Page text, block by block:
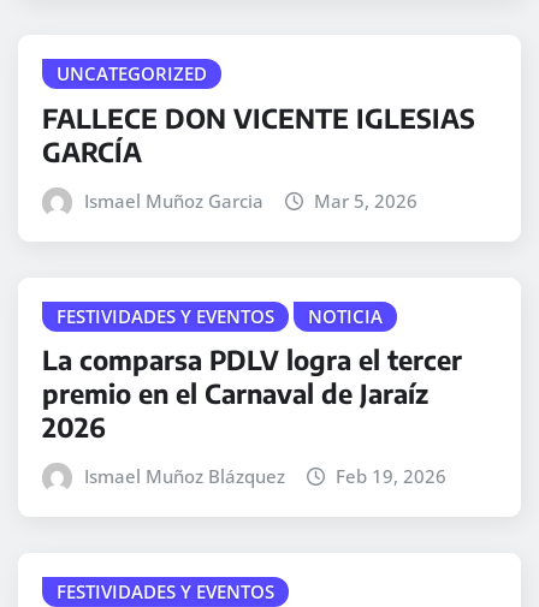
UNCATEGORIZED
FALLECE DON VICENTE IGLESIAS
GARCÍA
Ismael Muñoz Garcia Mar 5, 2026
FESTIVIDADES Y EVENTOS NOTICIA
La comparsa PDLV logra el tercer
premio en el Carnaval de Jaraíz
2026
Ismael Muñoz Blázquez Feb 19, 2026
FESTIVIDADES Y EVENTOS